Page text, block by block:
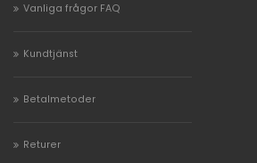
Vanliga frågor FAQ
Kundtjänst
Betalmetoder
Returer